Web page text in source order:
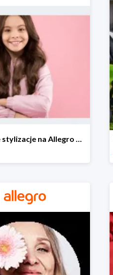
Wiosenne stylizacje na Allegro do -50%